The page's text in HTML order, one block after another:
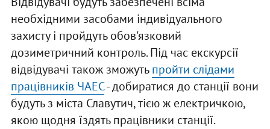
необхідними засобами індивідуального
захисту і пройдуть обов'язковий
дозиметричний контроль. Під час екскурсії
відвідувачі також зможутьпройти слідами
працівників ЧАЕС- добиратися до станції вони
будуть з міста Славутич, тією ж електричкою,
якою щодня їздять працівники станції.